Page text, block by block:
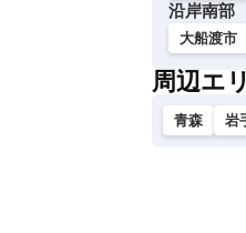
沿岸南部
大船渡市
周辺エ
青森 岩